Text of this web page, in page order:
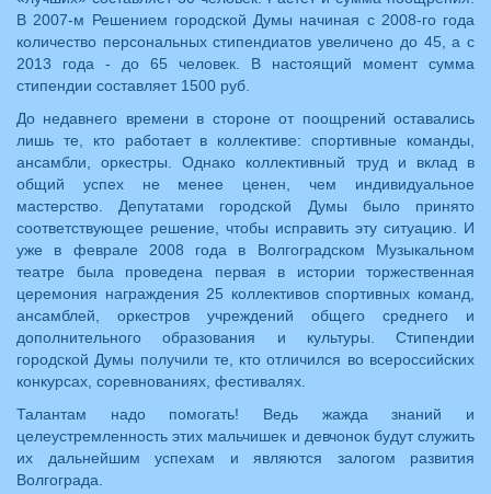
В 2007-м Решением городской Думы начиная с 2008-го года
количество персональных стипендиатов увеличено до 45, а с
2013 года - до 65 человек. В настоящий момент сумма
стипендии составляет 1500 руб.
До недавнего времени в стороне от поощрений оставались
лишь те, кто работает в коллективе: спортивные команды,
ансамбли, оркестры. Однако коллективный труд и вклад в
общий успех не менее ценен, чем индивидуальное
мастерство. Депутатами городской Думы было принято
соответствующее решение, чтобы исправить эту ситуацию. И
уже в феврале 2008 года в Волгоградском Музыкальном
театре была проведена первая в истории торжественная
церемония награждения 25 коллективов спортивных команд,
ансамблей, оркестров учреждений общего среднего и
дополнительного образования и культуры. Стипендии
городской Думы получили те, кто отличился во всероссийских
конкурсах, соревнованиях, фестивалях.
Талантам надо помогать! Ведь жажда знаний и
целеустремленность этих мальчишек и девчонок будут служить
их дальнейшим успехам и являются залогом развития
Волгограда.